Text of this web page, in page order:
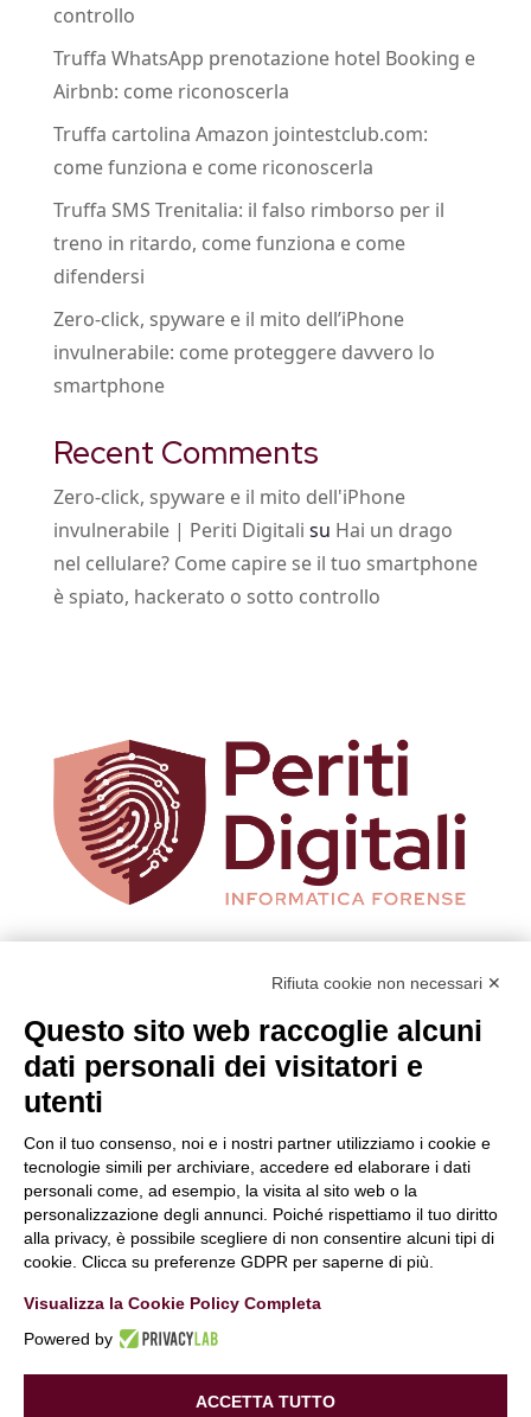
controllo
Truffa WhatsApp prenotazione hotel Booking e
Airbnb: come riconoscerla
Truffa cartolina Amazon jointestclub.com:
come funziona e come riconoscerla
Truffa SMS Trenitalia: il falso rimborso per il
treno in ritardo, come funziona e come
difendersi
Zero-click, spyware e il mito dell’iPhone
invulnerabile: come proteggere davvero lo
smartphone
Recent Comments
Zero-click, spyware e il mito dell'iPhone
invulnerabile | Periti Digitali su Hai un drago
nel cellulare? Come capire se il tuo smartphone
è spiato, hackerato o sotto controllo
desideri farci una domanda?
Clicca e compila il form. Verrai contattato
immediatamente!
Contattaci
Periti Digitaliè una Business unit di:
Alchimie Digitali Srl
Via Elia Rainusso, 110 – 41124 Modena (MO)
Tel.+39 059 260762– PI IT02963460361
REA Modena 01/02/2005 N. 346879
Capitale sociale 20.000 Euro i.v.
Informative Privacy
Rifiuta cookie non necessari ✕
Questo sito web raccoglie alcuni
dati personali dei visitatori e
utenti
Con il tuo consenso, noi e i nostri partner utilizziamo i cookie e
tecnologie simili per archiviare, accedere ed elaborare i dati
personali come, ad esempio, la visita al sito web o la
personalizzazione degli annunci. Poiché rispettiamo il tuo diritto
alla privacy, è possibile scegliere di non consentire alcuni tipi di
cookie. Clicca su preferenze GDPR per saperne di più.
Visualizza la Cookie Policy Completa
Powered by
ACCETTA TUTTO